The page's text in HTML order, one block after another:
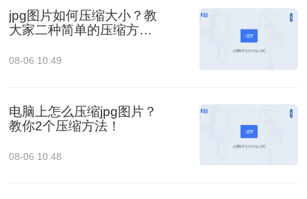
jpg图片如何压缩大小？教
大家二种简单的压缩方
08-06 10:49
电脑上怎么压缩jpg图片？
教你2个压缩方法！
08-06 10:48